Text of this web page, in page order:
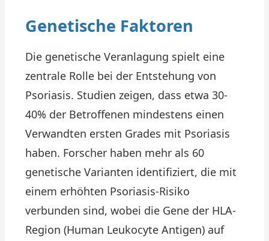
Genetische Faktoren
Die genetische Veranlagung spielt eine
zentrale Rolle bei der Entstehung von
Psoriasis. Studien zeigen, dass etwa 30-
40% der Betroffenen mindestens einen
Verwandten ersten Grades mit Psoriasis
haben. Forscher haben mehr als 60
genetische Varianten identifiziert, die mit
einem erhöhten Psoriasis-Risiko
verbunden sind, wobei die Gene der HLA-
Region (Human Leukocyte Antigen) auf